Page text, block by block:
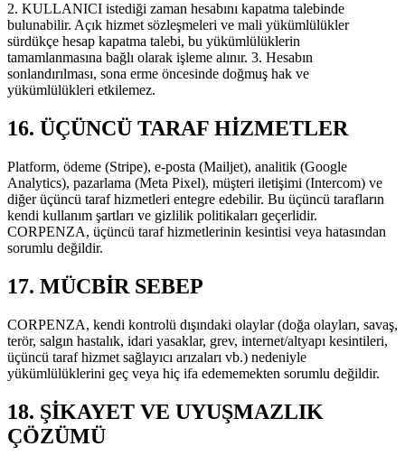
2. KULLANICI istediği zaman hesabını kapatma talebinde
bulunabilir. Açık hizmet sözleşmeleri ve mali yükümlülükler
sürdükçe hesap kapatma talebi, bu yükümlülüklerin
tamamlanmasına bağlı olarak işleme alınır. 3. Hesabın
sonlandırılması, sona erme öncesinde doğmuş hak ve
yükümlülükleri etkilemez.
16. ÜÇÜNCÜ TARAF HİZMETLER
Platform, ödeme (Stripe), e-posta (Mailjet), analitik (Google
Analytics), pazarlama (Meta Pixel), müşteri iletişimi (Intercom) ve
diğer üçüncü taraf hizmetleri entegre edebilir. Bu üçüncü tarafların
kendi kullanım şartları ve gizlilik politikaları geçerlidir.
CORPENZA, üçüncü taraf hizmetlerinin kesintisi veya hatasından
sorumlu değildir.
17. MÜCBİR SEBEP
CORPENZA, kendi kontrolü dışındaki olaylar (doğa olayları, savaş,
terör, salgın hastalık, idari yasaklar, grev, internet/altyapı kesintileri,
üçüncü taraf hizmet sağlayıcı arızaları vb.) nedeniyle
yükümlülüklerini geç veya hiç ifa edememekten sorumlu değildir.
18. ŞİKAYET VE UYUŞMAZLIK
ÇÖZÜMÜ